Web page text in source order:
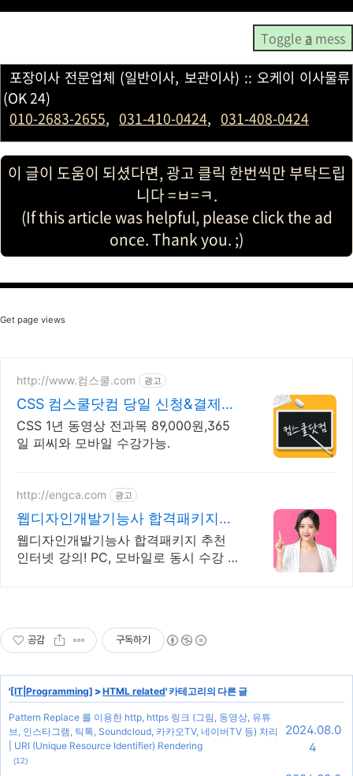
Toggle a mess
포장이사 전문업체 (일반이사, 보관이사) :: 오케이 이사물류
(OK 24)
010-2683-2655, 031-410-0424, 031-408-0424
이 글이 도움이 되셨다면, 광고 클릭 한번씩만 부탁드립
니다 =ㅂ=ㅋ.
(If this article was helpful, please click the ad
once. Thank you. ;)
Get page views
http://www.컴스쿨.com 광고
CSS 컴스쿨닷컴 당일 신청&결제시
기프티콘!
CSS 1년 동영상 전과목 89,000원,365
일 피씨와 모바일 수강가능.
http://engca.com 광고
웹디자인개발기능사 합격패키지
PC/스마트폰 동영상강의
웹디자인개발기능사 합격패키지 추천
인터넷 강의! PC, 모바일로 동시 수강 가
공감 구독하기
'[IT|Programming] >HTML related' 카테고리의 다른 글
Pattern Replace 를 이용한 http, https 링크 (그림, 동영상, 유튜
브, 인스타그램, 틱톡, Soundcloud, 카카오TV, 네이버TV 등) 처리
| URI (Unique Resource Identifier) Rendering
(12)
2024.08.0
4